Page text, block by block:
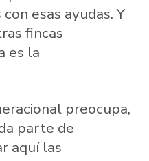
esas ayudas. Y
fincas
es la
preocupa,
parte de
aquí las